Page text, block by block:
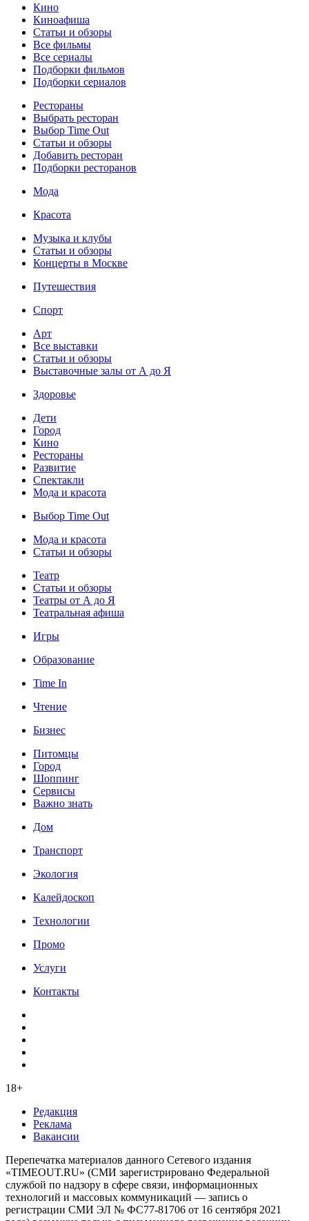
Кино
Киноафиша
Статьи и обзоры
Все фильмы
Все сериалы
Подборки фильмов
Подборки сериалов
Рестораны
Выбрать ресторан
Выбор Time Out
Статьи и обзоры
Добавить ресторан
Подборки ресторанов
Мода
Красота
Музыка и клубы
Статьи и обзоры
Концерты в Москве
Путешествия
Спорт
Арт
Все выставки
Статьи и обзоры
Выставочные залы от А до Я
Здоровье
Дети
Город
Кино
Рестораны
Развитие
Спектакли
Мода и красота
Выбор Time Out
Мода и красота
Статьи и обзоры
Театр
Статьи и обзоры
Театры от А до Я
Театральная афиша
Игры
Образование
Time In
Чтение
Бизнес
Питомцы
Город
Шоппинг
Сервисы
Важно знать
Дом
Транспорт
Экология
Калейдоскоп
Технологии
Промо
Услуги
Контакты
18+
Редакция
Реклама
Вакансии
Перепечатка материалов данного Сетевого издания
«TIMEOUT.RU» (СМИ зарегистрировано Федеральной
службой по надзору в сфере связи, информационных
технологий и массовых коммуникаций — запись о
регистрации СМИ ЭЛ № ФС77-81706 от 16 сентября 2021